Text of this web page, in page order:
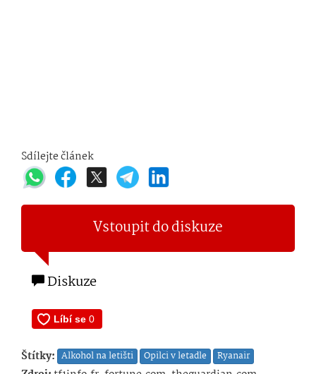
Sdílejte článek
Vstoupit do diskuze
Diskuze
Štítky: Alkohol na letišti Opilci v letadle Ryanair